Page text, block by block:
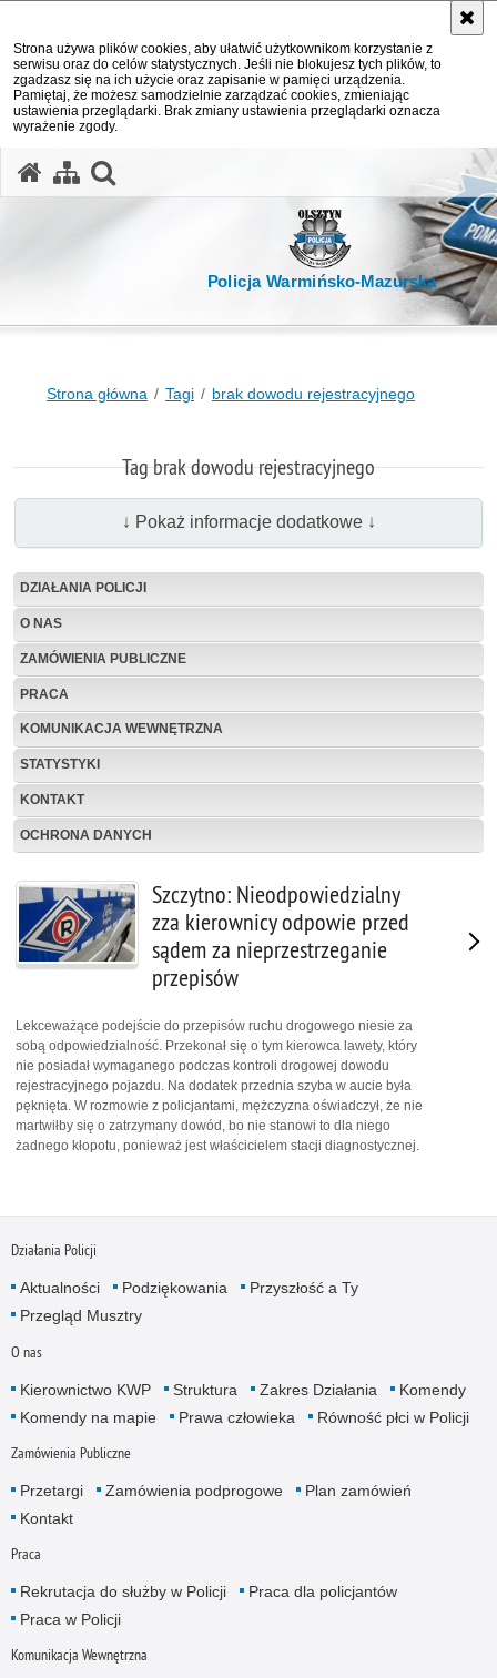
Strona używa plików cookies, aby ułatwić użytkownikom korzystanie z
serwisu oraz do celów statystycznych. Jeśli nie blokujesz tych plików, to
zgadzasz się na ich użycie oraz zapisanie w pamięci urządzenia.
Pamiętaj, że możesz samodzielnie zarządzać cookies, zmieniając
ustawienia przeglądarki. Brak zmiany ustawienia przeglądarki oznacza
wyrażenie zgody.
Policja Warmińsko-Mazurska
Strona główna Tagi brak dowodu rejestracyjnego
Tag brak dowodu rejestracyjnego
↓ Pokaż informacje dodatkowe ↓
DZIAŁANIA POLICJI
O NAS
ZAMÓWIENIA PUBLICZNE
PRACA
KOMUNIKACJA WEWNĘTRZNA
STATYSTYKI
KONTAKT
OCHRONA DANYCH
Szczytno: Nieodpowiedzialny
zza kierownicy odpowie przed
sądem za nieprzestrzeganie
przepisów
Lekceważące podejście do przepisów ruchu drogowego niesie za
sobą odpowiedzialność. Przekonał się o tym kierowca lawety, który
nie posiadał wymaganego podczas kontroli drogowej dowodu
rejestracyjnego pojazdu. Na dodatek przednia szyba w aucie była
pęknięta. W rozmowie z policjantami, mężczyzna oświadczył, że nie
martwiłby się o zatrzymany dowód, bo nie stanowi to dla niego
żadnego kłopotu, ponieważ jest właścicielem stacji diagnostycznej.
Działania Policji
Aktualności Podziękowania
Przyszłość a Ty
Przegląd Musztry
O nas
Kierownictwo KWP Struktura Zakres Działania
Komendy
Komendy na mapie
Prawa człowieka Równość płci w Policji
Zamówienia Publiczne
Przetargi Zamówienia podprogowe
Plan zamówień
Kontakt
Praca
Rekrutacja do służby w Policji
Praca dla policjantów
Praca w Policji
Komunikacja Wewnętrzna